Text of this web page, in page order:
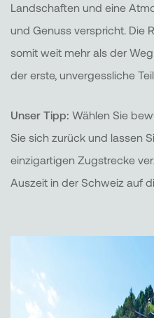
Landschaften und eine
und Genuss verspricht. Die
somit weit mehr als der
der erste, unvergessliche
Unser Tipp: Wählen Sie
Sie sich zurück und lassen
einzigartigen Zugstrecke
Auszeit in der Schweiz auf